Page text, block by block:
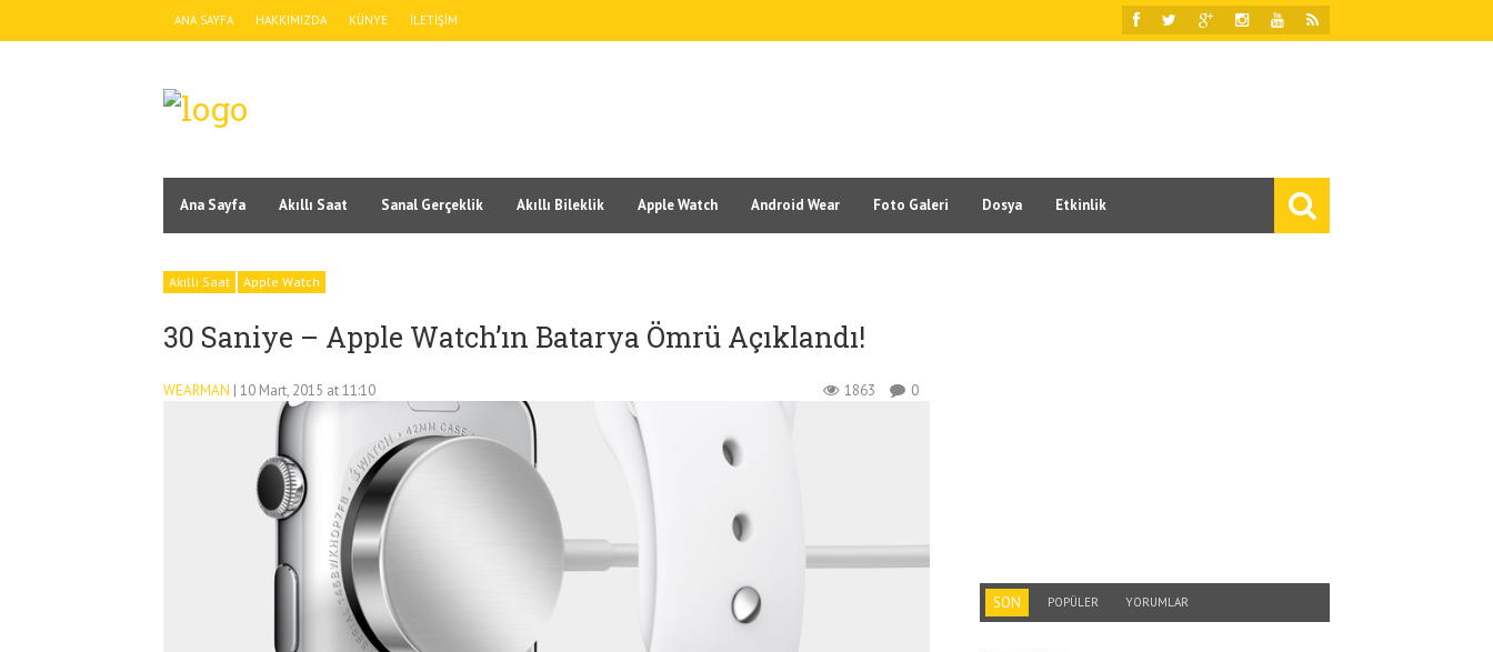
ANA SAYFA HAKKIMIZDA KÜNYE İLETIŞIM
Ana Sayfa Akıllı Saat Sanal Gerçeklik Akıllı Bileklik Apple Watch Android Wear Foto Galeri Dosya Etkinlik
Akıllı Saat Apple Watch
30 Saniye – Apple Watch’ın Batarya Ömrü Açıklandı!
WEARMAN | 10 Mart, 2015 at 11:10 1863 0
SON POPÜLER YORUMLAR